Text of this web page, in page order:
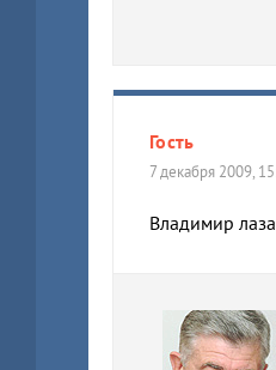
Гость
7 декабря 2009,
Владимир